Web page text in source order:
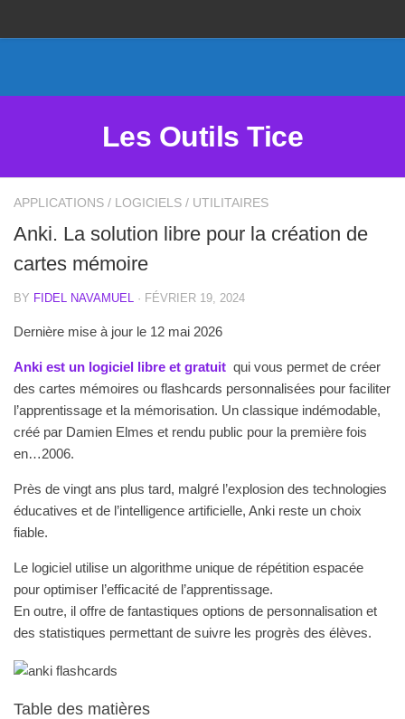
Les Outils Tice
APPLICATIONS / LOGICIELS / UTILITAIRES
Anki. La solution libre pour la création de
cartes mémoire
BY FIDEL NAVAMUEL · FÉVRIER 19, 2024
Dernière mise à jour le 12 mai 2026
Anki est un logiciel libre et gratuit qui vous permet de créer
des cartes mémoires ou flashcards personnalisées pour faciliter
l’apprentissage et la mémorisation. Un classique indémodable,
créé par Damien Elmes et rendu public pour la première fois
en…2006.
Près de vingt ans plus tard, malgré l’explosion des technologies
éducatives et de l’intelligence artificielle, Anki reste un choix
fiable.
Le logiciel utilise un algorithme unique de répétition espacée
pour optimiser l’efficacité de l’apprentissage.
En outre, il offre de fantastiques options de personnalisation et
des statistiques permettant de suivre les progrès des élèves.
Table des matières